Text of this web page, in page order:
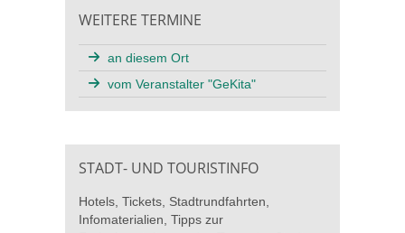
WEITERE TERMINE
an diesem Ort
vom Veranstalter "GeKita"
STADT- UND TOURISTINFO
Hotels, Tickets, Stadtrundfahrten,
Infomaterialien, Tipps zur